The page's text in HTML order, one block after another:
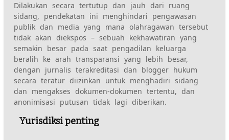
Dilakukan secara tertutup dan jauh dari ruang
sidang, pendekatan ini menghindari pengawasan
publik dan media yang mana olahragawan tersebut
tidak akan diekspos – sebuah kekhawatiran yang
semakin besar pada saat pengadilan keluarga
beralih ke arah transparansi yang lebih besar,
dengan jurnalis terakreditasi dan blogger hukum
secara teratur diizinkan untuk menghadiri sidang
dan mengakses dokumen-dokumen tertentu, dan
anonimisasi putusan tidak lagi diberikan.
Yurisdiksi penting